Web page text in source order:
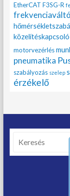
EtherCAT F3SG-R
frekvenciaváltó
közelítéskapcsoló
motorvezérlés
pneumatika
szabályozás szelep
érzékelő